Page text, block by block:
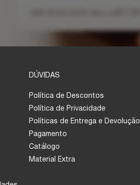
DÚVIDAS
Política de Descontos
Política de Privacidade
Políticas de Entrega e Devolução
Pagamento
Catálogo
Material Extra